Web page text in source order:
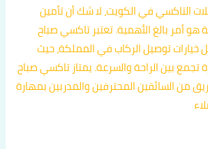
التاكسي في الكويت، لا شك أن تأمين
أمر بالغ الأهمية. تعتبر تاكسي صباح
خيارات توصيل الركاب في المملكة، حيث
بين الراحة والسرعة. يمتاز تاكسي صباح
من السائقين المحترفين والمدربين بمهارة